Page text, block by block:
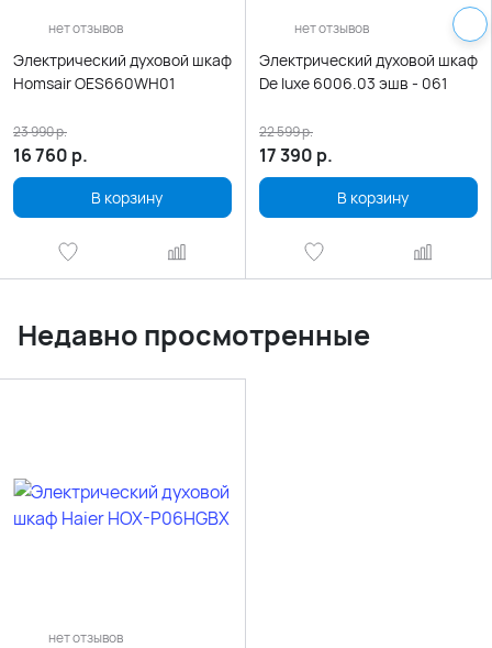
нет отзывов
Электрический духовой шкаф
Homsair OES660WH01
16 760 р.
23 990р.
В корзину
нет отзывов
Электрический духовой шкаф
De luxe 6006.03 эшв - 061
17 390 р.
22 599р.
В корзину
Недавно просмотренные
нет отзывов